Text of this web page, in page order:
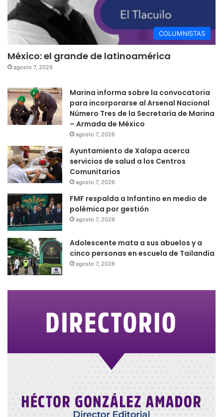
COLUMNISTAS
México: el grande de latinoamérica
agosto 7, 2026
Marina informa sobre la convocatoria
para incorporarse al Arsenal Nacional
Número Tres de la Secretaría de Marina
– Armada de México
agosto 7, 2026
Ayuntamiento de Xalapa acerca
servicios de salud a los Centros
Comunitarios
agosto 7, 2026
FMF respalda a Infantino en medio de
polémica por gestión
agosto 7, 2026
Adolescente mata a sus abuelos y a
cinco personas en escuela de Tailandia
agosto 7, 2026